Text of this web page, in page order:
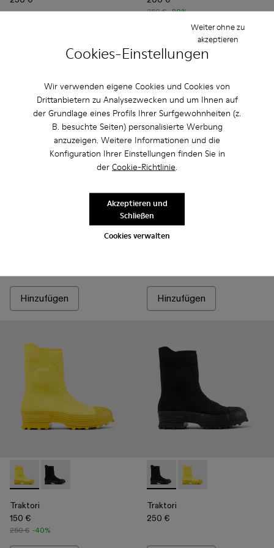
Cookies-Einstellungen
Wir verwenden eigene Cookies und Cookies von
Drittanbietern zu Analysezwecken und um Ihnen auf
der Grundlage eines Profils Ihrer Surfgewohnheiten (z.
B. besuchte Seiten) personalisierte Werbung
anzuzeigen. Weitere Informationen und die
Konfiguration Ihrer Einstellungen finden Sie in
der Cookie-Richtlinie.
Cookies verwalten
Weiter ohne zu
akzeptieren
Akzeptieren und
Schließen
250 € -20%
Hinzufügen
Tossu - A500005-001 - Sneaker mit weißem Rahmen
Tossu - A500005-040
Tossu - A500005-034
Tossu - A500005-033
Tossu - A500005-032
Hinzufügen
Tossu
165 €
275 €
Hinzufügen
Traktori - A700003-002 - Yellow
Traktori - A700003-001 - Black
Traktori
150 €
250 € -40%
Traktori - A700003-001 -
Traktori - A700003-
Traktori
250 €